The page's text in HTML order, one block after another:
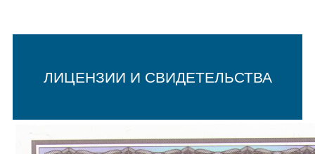
ЛИЦЕНЗИИ И СВИДЕТЕЛЬСТВА